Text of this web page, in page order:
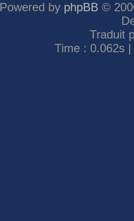
Powered by phpBB ©
Traduit
Time : 0.062s